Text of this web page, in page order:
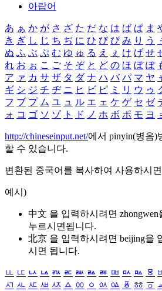
아랍어
あ ぁ か が さ ざ た だ な は ば ぱ ま
き ぎ し じ ち ぢ に ひ び ぴ み り う
ぬ ふ ぶ ぷ む ゆ ゅ る え ぇ け げ せ
れ お ぉ こ ご そ ぞ と ど の ほ ぼ ぽ
ア ァ カ サ ザ タ ダ ナ ハ バ パ マ ヤ
ギ シ ジ チ ヂ ニ ヒ ビ ピ ミ リ ウ ゥ
フ ブ プ ム ユ ュ ル エ ェ ケ ゲ セ ゼ
ォ コ ゴ ソ ゾ ト ド ノ ホ ボ ポ モ ヨ
http://chineseinput.net/에서 pinyin(병음)
할 수 있습니다.
변환된 중국어를 복사하여 사용하시
예시)
中文 을 입력하시려면 zhongwen
누르시면됩니다.
北京 을 입력하시려면 beijing을
시면 됩니다.
ㅥ ㅦ ㅧ ㅨ ㅩ ㅪ ㅫ ㅬ ㅭ ㅮ ㅯ ㅰ ㅱ
ㅺ ㅻ ㅼ ㅽ ㅾ ㅿ ㆀ ㆁ ㆂ ㆃ ㆄ ㆅ ㆆ